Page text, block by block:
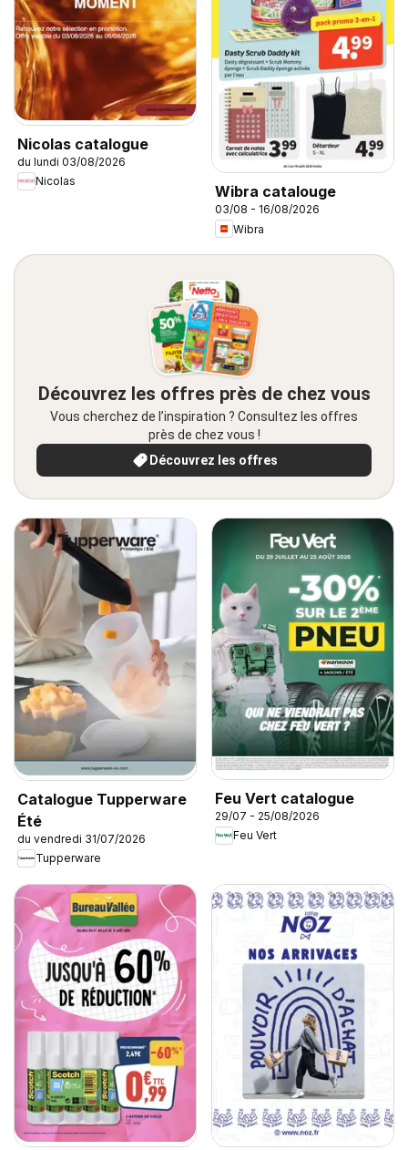
Nicolas catalogue
du lundi 03/08/2026
Nicolas
Wibra catalouge
03/08 - 16/08/2026
Wibra
Découvrez les offres près de chez vous
Vous cherchez de l’inspiration ? Consultez les offres
près de chez vous !
Découvrez les offres
Catalogue Tupperware
Été
du vendredi 31/07/2026
Tupperware
Feu Vert catalogue
29/07 - 25/08/2026
Feu Vert